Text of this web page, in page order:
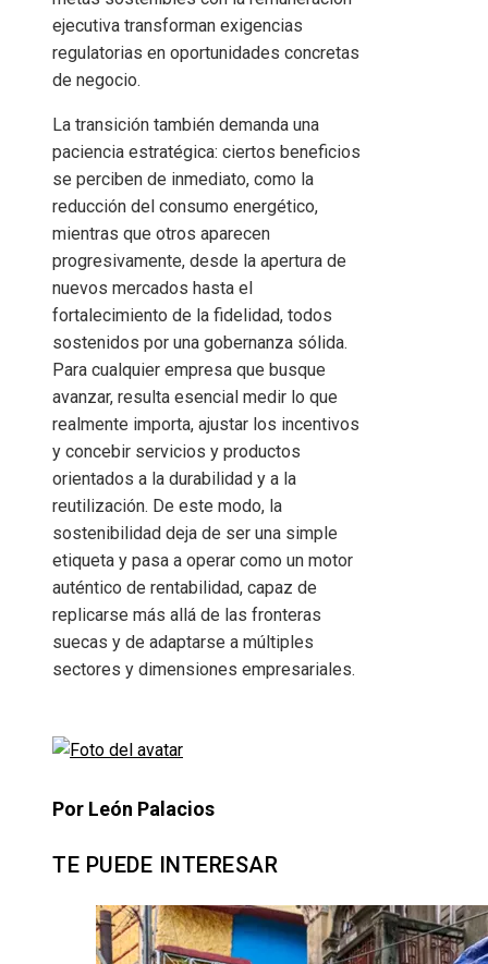
ejecutiva transforman exigencias
regulatorias en oportunidades concretas
de negocio.
La transición también demanda una
paciencia estratégica: ciertos beneficios
se perciben de inmediato, como la
reducción del consumo energético,
mientras que otros aparecen
progresivamente, desde la apertura de
nuevos mercados hasta el
fortalecimiento de la fidelidad, todos
sostenidos por una gobernanza sólida.
Para cualquier empresa que busque
avanzar, resulta esencial medir lo que
realmente importa, ajustar los incentivos
y concebir servicios y productos
orientados a la durabilidad y a la
reutilización. De este modo, la
sostenibilidad deja de ser una simple
etiqueta y pasa a operar como un motor
auténtico de rentabilidad, capaz de
replicarse más allá de las fronteras
suecas y de adaptarse a múltiples
sectores y dimensiones empresariales.
Por León Palacios
TE PUEDE INTERESAR